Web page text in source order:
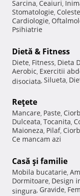
Sarcina, Ceaiuri,
Stomatologie,
Cardiologie,
Psihiatrie
Dietă & Fitness
Diete, Fitness, Dieta
Aerobic, Exercitii
disociata, Silueta,
Reţete
Mancare, Paste,
Dulceata, Tocanita,
Maioneza, Pilaf,
Ce mancam azi
Casă şi familie
Mobila bucatarie,
Dormitoare, Design
singura, Gravide,